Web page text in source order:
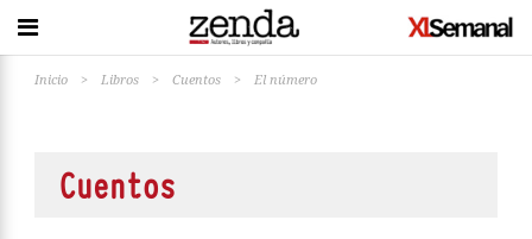
Inicio > Libros > Cuentos > El número
Cuentos